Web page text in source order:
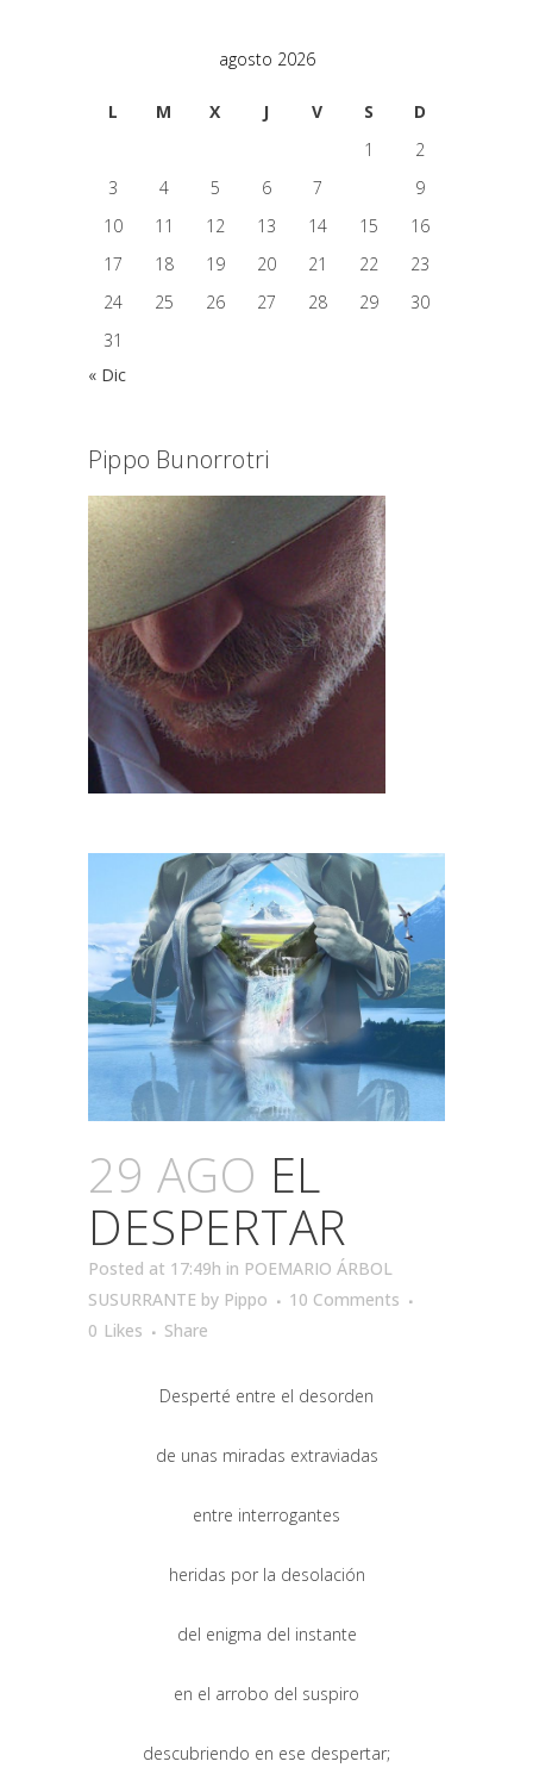
agosto 2026
L M X J V S
D
1
2
3
4 5 6 7
9
10
11 12 13 14 15
16
17
18 19 20 21 22
23
24
25 26 27 28 29
30
31
« Dic
Pippo Bunorrotri
29 AGO EL
DESPERTAR
Posted at 17:49h in POEMARIO ÁRBOL
SUSURRANTE by Pippo
10 Comments
0 Likes Share
Desperté entre el desorden
de unas miradas extraviadas
entre interrogantes
heridas por la desolación
del enigma del instante
en el arrobo del suspiro
descubriendo en ese despertar;